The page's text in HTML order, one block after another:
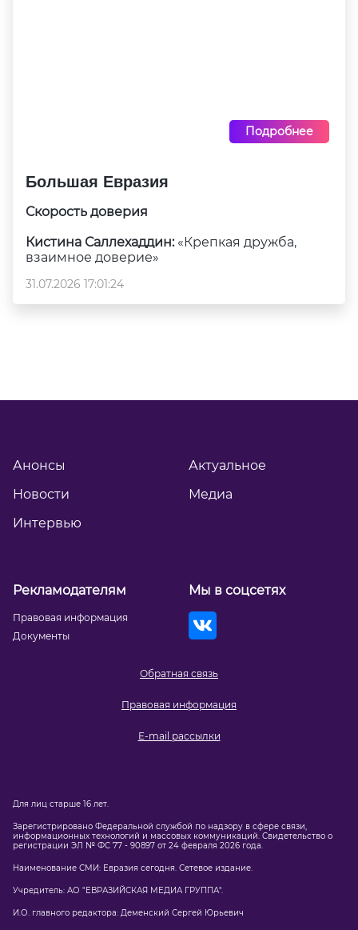
Подробнее
Большая Евразия
Скорость доверия
Кистина Саллехаддин:«Крепкая дружба,
взаимное доверие»
31.07.2026 17:01:24
Анонсы
Новости
Интервью
Актуальное
Медиа
Обратная связь
Правовая информация
E-mail рассылки
Рекламодателям
Правовая информация
Документы
Мы в соцсетях
Для лиц старше 16 лет.
Зарегистрировано Федеральной службой по надзору в сфере связи,
информационных технологий и массовых коммуникаций. Свидетельство о
регистрации ЭЛ № ФС 77 - 90897 от 24 февраля 2026 года.
Наименование СМИ: Евразия сегодня. Сетевое издание.
Учредитель: АО "ЕВРАЗИЙСКАЯ МЕДИА ГРУППА".
И.О. главного редактора: Деменский Сергей Юрьевич